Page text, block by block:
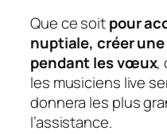
Que ce soitpour
nuptiale, créer
pendant les vœux,
les musiciens live
donnera les plus
l’assistance.